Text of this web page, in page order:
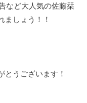
など大人気の佐藤栞
ましょう！！
とうございます！